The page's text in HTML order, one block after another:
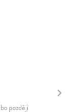
později